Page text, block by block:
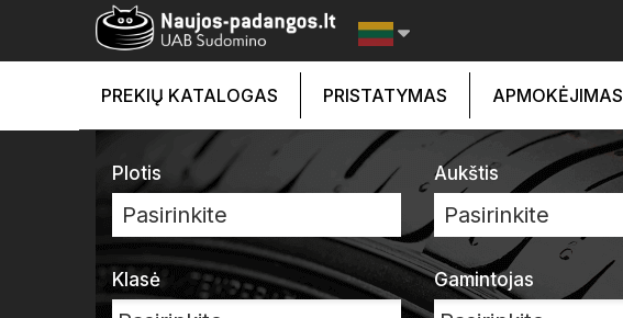
PREKIŲ KATALOGAS PRISTATYMAS APMOKĖJIMAS
Plotis
Pasirinkite
Aukštis
Pasirinkite
Klasė
Gamintojas